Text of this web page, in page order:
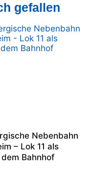
gefallen
Nebenbahn
– Lok 11 als
Bahnhof